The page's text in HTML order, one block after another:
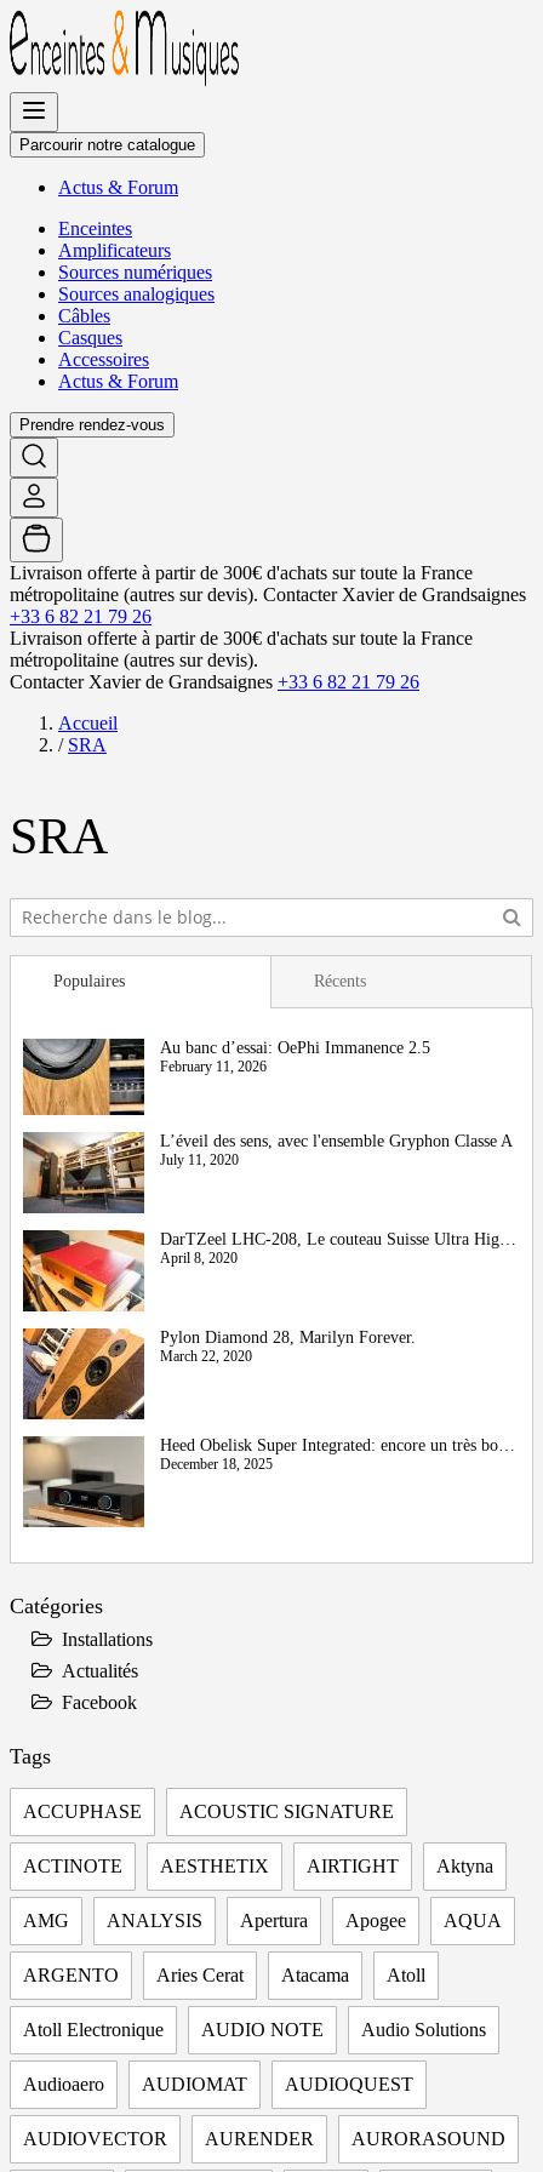
Allez
au
contenu
Parcourir notre catalogue
Actus & Forum
Enceintes
Amplificateurs
Sources numériques
Sources analogiques
Câbles
Casques
Accessoires
Actus & Forum
Prendre rendez-vous
Livraison offerte à partir de 300€ d'achats sur toute la France
métropolitaine (autres sur devis). Contacter Xavier de Grandsaignes
+33 6 82 21 79 26
Livraison offerte à partir de 300€ d'achats sur toute la France
métropolitaine (autres sur devis).
Contacter Xavier de Grandsaignes +33 6 82 21 79 26
Accueil
/ SRA
SRA
Populaires
Au banc d’essai: OePhi Immanence 2.5
February 11, 2026
L’éveil des sens, avec l'ensemble Gryphon Classe A
July 11, 2020
DarTZeel LHC-208, Le couteau Suisse Ultra High-End
April 8, 2020
Pylon Diamond 28, Marilyn Forever.
March 22, 2020
Heed Obelisk Super Integrated: encore un très bon cru !
December 18, 2025
Récents
Catégories
Installations
Actualités
Facebook
Tags
ACCUPHASE ACOUSTIC SIGNATURE
ACTINOTE AESTHETIX AIRTIGHT Aktyna
AMG ANALYSIS Apertura Apogee AQUA
ARGENTO Aries Cerat Atacama Atoll
Atoll Electronique AUDIO NOTE Audio Solutions
Audioaero AUDIOMAT AUDIOQUEST
AUDIOVECTOR AURENDER AURORASOUND